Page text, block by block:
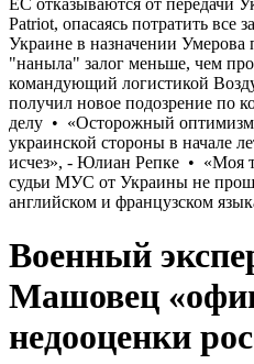
Военный
Машовец
недооценки